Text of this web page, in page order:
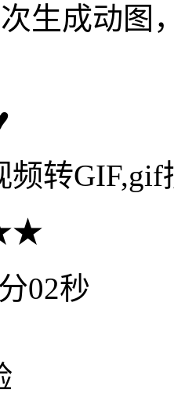
生成动图
频转GIF,gif
02秒